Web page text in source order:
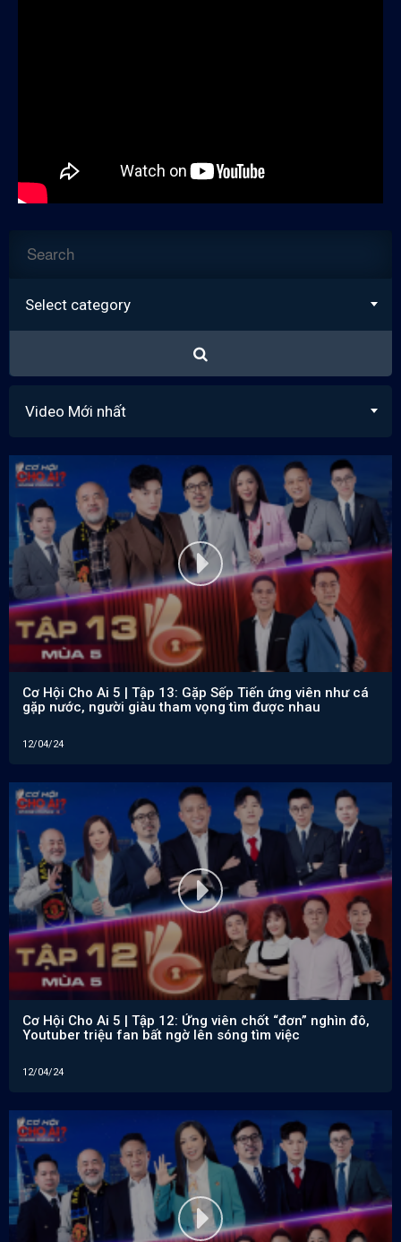
Select category
Video Mới nhất
Cơ Hội Cho Ai 5 | Tập 13: Gặp Sếp Tiến ứng viên như cá
gặp nước, người giàu tham vọng tìm được nhau
12/04/24
Cơ Hội Cho Ai 5 | Tập 12: Ứng viên chốt “đơn” nghìn đô,
Youtuber triệu fan bất ngờ lên sóng tìm việc
12/04/24